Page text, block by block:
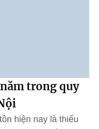
trong quy
hiện nay là thiếu